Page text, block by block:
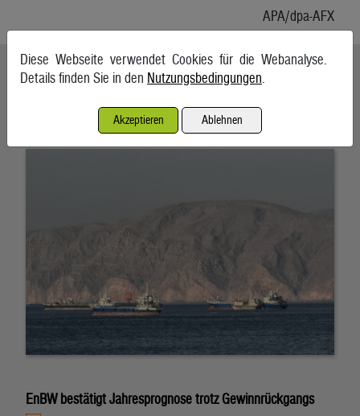
APA/dpa-AFX
Ähnliche Artikel weiterlesen
Schifffahrt in Straße von Hormuz weiterhin massiv gestört
7. August 2026, Teheran
EnBW bestätigt Jahresprognose trotz Gewinnrückgangs
Diese Webseite verwendet Cookies für die Webanalyse.
Details finden Sie in den Nutzungsbedingungen.
Akzeptieren Ablehnen